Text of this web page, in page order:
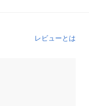
レビューとは